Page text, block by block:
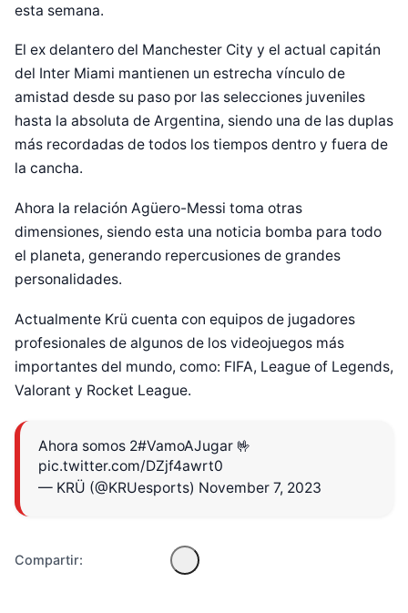
esta semana.
El ex delantero del Manchester City y el actual capitán
del Inter Miami mantienen un estrecha vínculo de
amistad desde su paso por las selecciones juveniles
hasta la absoluta de Argentina, siendo una de las duplas
más recordadas de todos los tiempos dentro y fuera de
la cancha.
Ahora la relación Agüero-Messi toma otras
dimensiones, siendo esta una noticia bomba para todo
el planeta, generando repercusiones de grandes
personalidades.
Actualmente Krü cuenta con equipos de jugadores
profesionales de algunos de los videojuegos más
importantes del mundo, como: FIFA, League of Legends,
Valorant y Rocket League.
Ahora somos 2#VamoAJugar 🤟
pic.twitter.com/DZjf4awrt0
— KRÜ (@KRUesports) November 7, 2023
Compartir: